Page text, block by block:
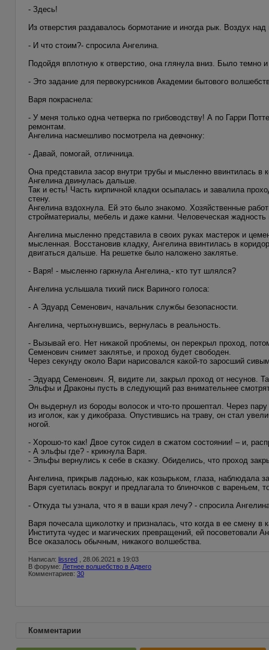
- Здесь!
Из отверстия раздавалось бормотание и иногда рык. Воздух
- И что стоим?- спросила Ангелина.
Подойдя вплотную к отверстию, она глянула вниз. Было темно
- Это задание для первокурсников Академии бытового
Варя покраснела:
- У меня только одна четверка по грибоводству! А по Гарри
ремонтам.
Ангелина насмешливо посмотрела на девчонку:
- Давай, помогай, отличница.
Она представила засор внутри трубы и мысленно ввинтилась
Ангелина двинулась дальше.
Так и есть! Часть кирпичной кладки осыпалась и завалила
стену.
Ангелина вздохнула. Ей это было знакомо. Хозяйственные
стройматериалы, мебель и даже камни. Человеческая жадность
Ангелина мысленно представила в своих руках мастерок и
мысленная. Восстановив кладку, Ангелина ввинтилась в
двигаться дальше. На решетке было наложено заклятье.
- Варя! - мысленно гаркнула Ангелина,- кто тут шлялся?
Ангелина услышала тихий писк Вариного голоса:
- А Эдуард Семенович, начальник службы безопасности.
Ангелина, чертыхнувшись, вернулась в реальность.
- Вызывай его. Нет никакой проблемы, он перекрыл проход,
Семенович снимет заклятье, и проход будет свободен.
Через секунду около Вари нарисовался какой-то заросший
- Эдуард Семенович. Я, видите ли, закрыл проход от несунов.
Эльфы и Драконы пусть в следующий раз внимательнее
Он выдернул из бороды волосок и что-то прошептал. Через
из иголок, как у дикобраза. Опустившись на траву, он стал
ногой.
- Хорошо-то как! Двое суток сидел в сжатом состоянии! – и,
- А эльфы где? - крикнула Варя.
- Эльфы вернулись к себе в сказку. Обиделись, что проход
Ангелина, прикрыв ладонью, как козырьком, глаза, наблюдала
Варя суетилась вокруг и предлагала то блиночков с вареньем,
- Откуда ты узнала, что я в ваши края лечу? - спросила
Варя почесала щиколотку и призналась, что когда в ее смену
Института чудес и магических превращений, ей посоветовали
Все оказалось обычным, никакого волшебства.
Написал: lissred , 28.06.2021 в 19:03
В форуме: Летнее волшебство в Адвего
Комментариев: 30
Комментарии